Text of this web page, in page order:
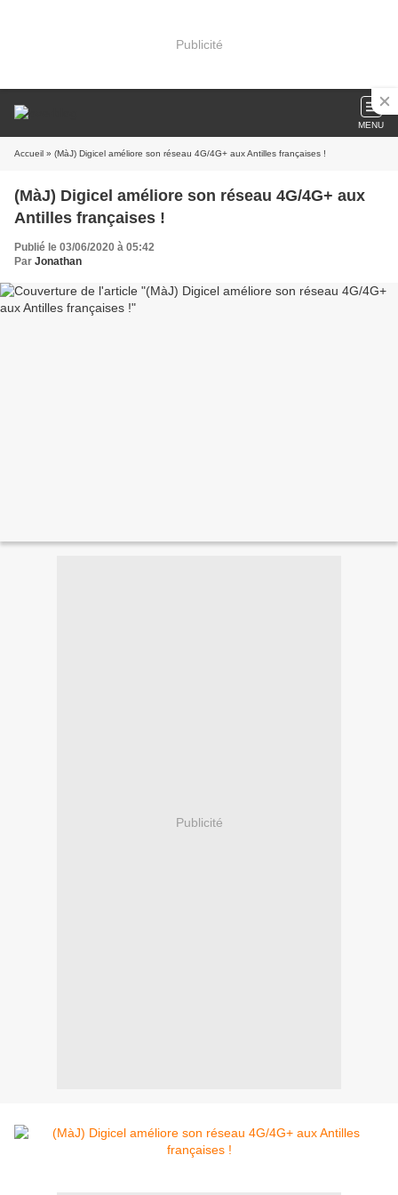
Publicité
MENU
Accueil » (MàJ) Digicel améliore son réseau 4G/4G+ aux Antilles françaises !
(MàJ) Digicel améliore son réseau 4G/4G+ aux
Antilles françaises !
Publié le 03/06/2020 à 05:42
Par Jonathan
Publicité